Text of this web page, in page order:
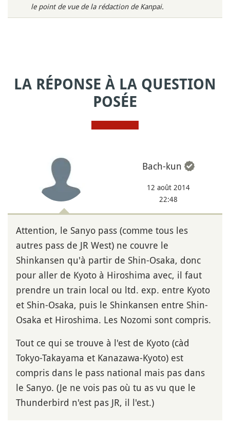
le point de vue de la rédaction de Kanpai.
LA RÉPONSE À LA QUESTION
POSÉE
Bach-kun
12 août 2014
22:48
Attention, le Sanyo pass (comme tous les
autres pass de JR West) ne couvre le
Shinkansen qu'à partir de Shin-Osaka, donc
pour aller de Kyoto à Hiroshima avec, il faut
prendre un train local ou ltd. exp. entre Kyoto
et Shin-Osaka, puis le Shinkansen entre Shin-
Osaka et Hiroshima. Les Nozomi sont compris.
Tout ce qui se trouve à l'est de Kyoto (càd
Tokyo-Takayama et Kanazawa-Kyoto) est
compris dans le pass national mais pas dans
le Sanyo. (Je ne vois pas où tu as vu que le
Thunderbird n'est pas JR, il l'est.)